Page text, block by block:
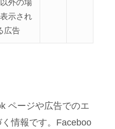
外の場
示され
広告
ページや広告でのエ
情報です。Faceboo